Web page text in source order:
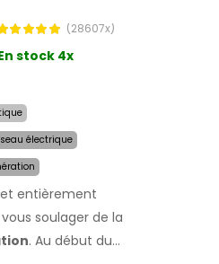
(28607x)
stock 4x
électrique
entièrement
soulager de la
. Au début du